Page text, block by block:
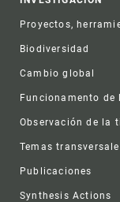
Proyectos,
Biodiversidad
Cambio global
Funcionamento de
Observación de la
Temas
Publicaciones
Synthesis Actions